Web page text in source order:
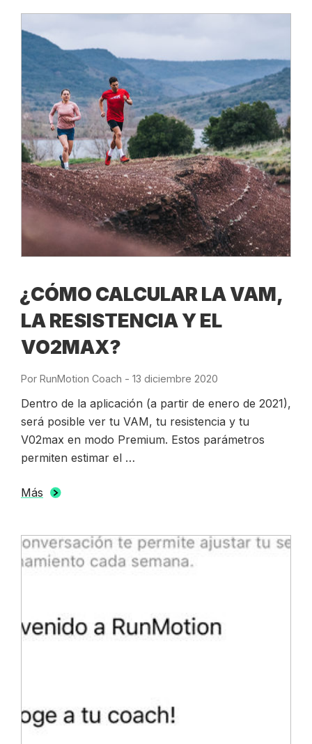
¿CÓMO CALCULAR LA VAM,
LA RESISTENCIA Y EL
VO2MAX?
Por RunMotion Coach - Publicado
13 diciembre 2020
Dentro de la aplicación (a partir de enero de 2021),
será posible ver tu VAM, tu resistencia y tu
V02max en modo Premium. Estos parámetros
permiten estimar el …
Más